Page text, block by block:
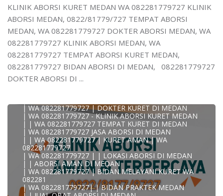
KLINIK ABORSI KURET MEDAN WA 082281779727 KLINIK
ABORSI MEDAN, 0822/81779/727 TEMPAT ABORSI
MEDAN, WA 082281779727 DOKTER ABORSI MEDAN, WA
082281779727 KLINIK ABORSI MEDAN, WA
082281779727 TEMPAT ABORSI KURET MEDAN,
082281779727 BIDAN ABORSI DI MEDAN, 082281779727
DOKTER ABORSI DI ...
0822817797
| WA 082281779727BIDAN PRAKTEK MEDAN
JUAL OBAT ABORSI DI MEDAN
| TEMPAT ABORSI DI MEDAN
| HTTPS://WA.ME/6282281779727 WA 082-281-779-727 K
| WA 082281779727 KLINIK ABORSI KURET DI MEDAN
| WA 082281779727 TEMPAT ABORSI DI MEDAN
| WA 082281779727 BIDAN ABORSI DI MEDAN
| WA 082281779727 TEMPAT ABORSI MEDAN
| 0822-8177-9727 DOKTER ABORSI DI MEDAN
| WA 082281779727 TEMPAT ABORSI KURET DI MEDAN
| WA 082281779727 | DOKTER KURET DI MEDAN
| WA 082281779727 - KLINIK ABORSI KURET MEDAN
| | WA 082281779727 TEMPAT KURET DI MEDAN
| WA 082281779727 JASA ABORSI DI MEDAN
| | WA 082281779727 | KURET AMAN | WA
082281779727
| WA 082281779727 | | LOKASI ABORSI DI MEDAN
| | ABORSI AMAN DI MEDAN
| WA 082281779727 | BIDAN MELAYANI KURET WA
082281
| WA 082281779727| | BIDAN PRAKTEK MEDAN
KLINIK ABORSI KURET MEDAN WA 082281779727 KLINIK
A
0822/81779/727 TEMPAT ABORSI MEDAN
WA 082281779727 DOKTER ABORSI MEDAN
WA 082281779727 KLINIK ABORSI MEDAN
WA 082281779727 TEMPAT ABORSI KURET MEDAN
082281779727 BIDAN ABORSI DI MEDAN